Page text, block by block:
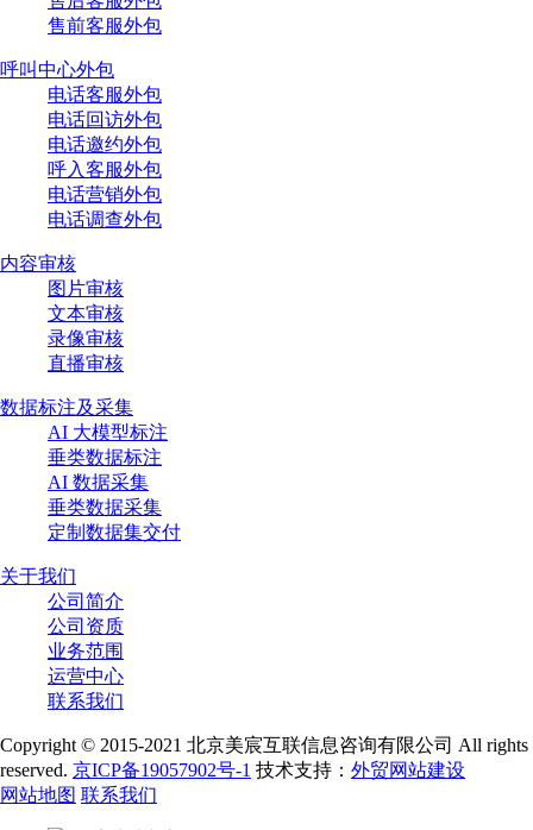
售前客服外包
呼叫中心外包
电话客服外包
电话回访外包
电话邀约外包
呼入客服外包
电话营销外包
电话调查外包
内容审核
图片审核
文本审核
录像审核
直播审核
数据标注及采集
AI 大模型标注
垂类数据标注
AI 数据采集
垂类数据采集
定制数据集交付
关于我们
公司简介
公司资质
业务范围
运营中心
联系我们
Copyright © 2015-2021 北京美宸互联信息咨询有限公司 All rights
reserved. 京ICP备19057902号-1 技术支持： 外贸网站建设
网站地图 联系我们